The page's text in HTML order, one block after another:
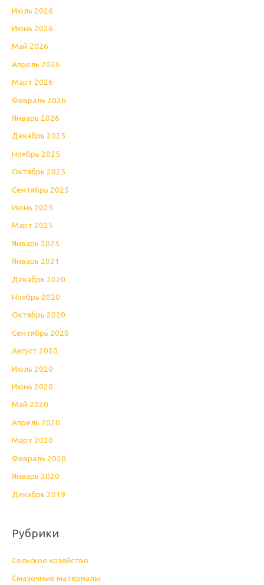
Июль 2026
Июнь 2026
Май 2026
Апрель 2026
Март 2026
Февраль 2026
Январь 2026
Декабрь 2025
Ноябрь 2025
Октябрь 2025
Сентябрь 2025
Июнь 2025
Март 2025
Январь 2025
Январь 2021
Декабрь 2020
Ноябрь 2020
Октябрь 2020
Сентябрь 2020
Август 2020
Июль 2020
Июнь 2020
Май 2020
Апрель 2020
Март 2020
Февраль 2020
Январь 2020
Декабрь 2019
Рубрики
Cельское хозяйство
Cмазочные материалы